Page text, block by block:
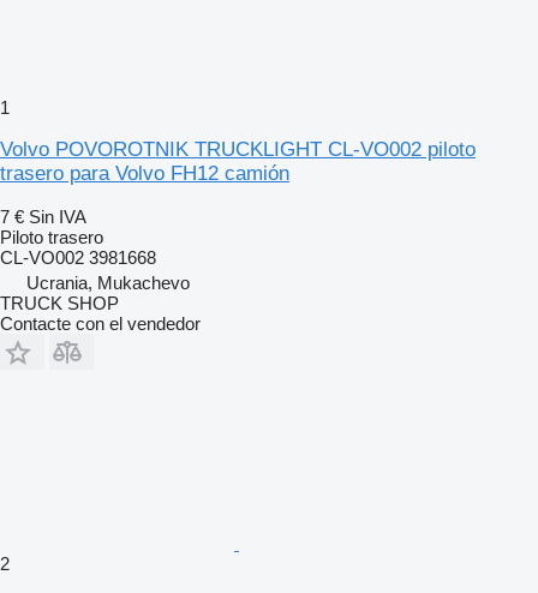
1
Volvo POVOROTNIK TRUCKLIGHT CL-VO002 piloto
trasero para Volvo FH12 camión
7 € Sin IVA
Piloto trasero
CL-VO002 3981668
Ucrania, Mukachevo
TRUCK SHOP
Contacte con el vendedor
2